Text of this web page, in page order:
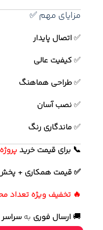
مزایای مهم ✅
✅اتصال پایدار
✅کیفیت عالی
✅طراحی هماهنگ
✅ نصب آسان
✅ ماندگاری رنگ
📞 برای قیمت خرید پروژه
✅ قیمت همکاری +
🔥 تخفیف ویژه تعداد
🚚 ارسال فوری بهسراسر